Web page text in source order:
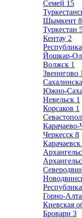
Семей 15
Шымкент 8
Туркестан
Кентау 2
Йошкар-
Волжск 1
Звенигово 1
Южно-
Невельск 1
Корсаков 1
Карачаево-
Черкесск 8
Карачаевск
Горно-
Киевская
Бровари 3